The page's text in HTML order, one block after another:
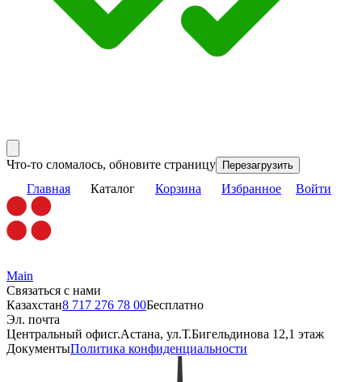
Что-то сломалось, обновите страницу Перезагрузить
Главная Каталог Корзина Избранное Войти
Main
Связаться с нами
Казахстан8 717 276 78 00Бесплатно
Эл. почта
Центральный офисг.Астана, ул.Т.Бигельдинова 12,1 этаж
ДокументыПолитика конфиденциальности